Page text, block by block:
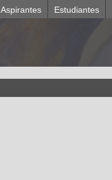
Aspirantes Estudiantes